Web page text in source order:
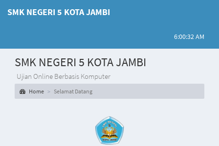
SMK NEGERI 5 KOTA JAMBI
6:00:32 AM
SMK NEGERI 5 KOTA JAMBI
Ujian Online Berbasis Komputer
Home Selamat Datang